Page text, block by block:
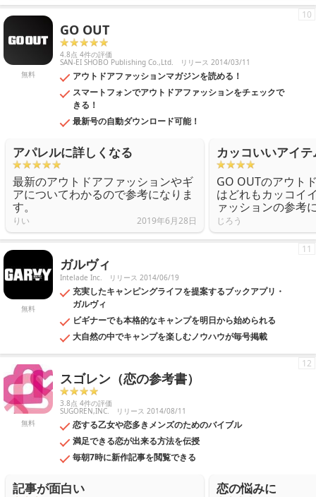
無料
GO OUT
4.8点 4件の評価
SAN-EI SHOBO Publishing Co.,Ltd. リリース 2014/03/11
アウトドアファッションマガジンを読める！
スマートフォンでアウトドアファッションをチェックで
きる！
最新号の自動ダウンロード可能！
10
アパレルに詳しくなる
最新のアウトドアファッションやギ
アについてわかるので参考になりま
す。
りい 2019年6月28日
カッコいいアイ
GO OUTのアウト
はどれもカッコイ
ァッションの参考
じろう
無料
ガルヴィ
Intelade Inc. リリース 2014/06/19
充実したキャンピングライフを提案するブックアプリ・
ガルヴィ
ビギナーでも本格的なキャンプを明日から始められる
大自然の中でキャンプを楽しむノウハウが毎号掲載
11
無料
スゴレン（恋の参考書）
3.8点 4件の評価
SUGOREN,INC. リリース 2014/08/11
恋する乙女や恋多きメンズのためのバイブル
満足できる恋が出来る方法を伝授
毎朝7時に新作記事を閲覧できる
12
記事が面白い 恋の悩みに